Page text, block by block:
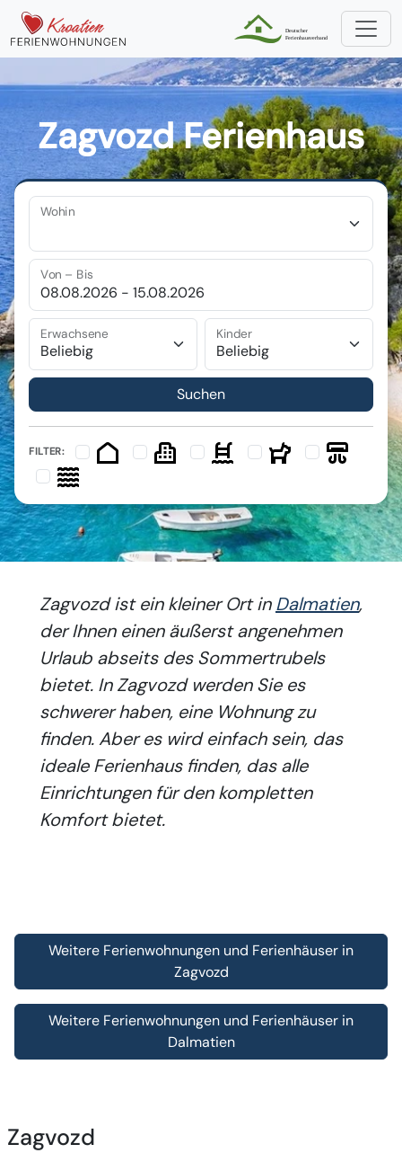
Zagvozd Ferienhaus
Wohin
Von – Bis
Erwachsene Kinder
FILTER:
Zagvozd ist ein kleiner Ort inDalmatien,
der Ihnen einen äußerst angenehmen
Urlaub abseits des Sommertrubels
bietet. In Zagvozd werden Sie es
schwerer haben, eine Wohnung zu
finden. Aber es wird einfach sein, das
ideale Ferienhaus finden, das alle
Einrichtungen für den kompletten
Komfort bietet.
Weitere Ferienwohnungen und Ferienhäuser in
Zagvozd
Weitere Ferienwohnungen und Ferienhäuser in
Dalmatien
Zagvozd